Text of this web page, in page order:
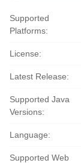
Supported
Platforms:
License:
Latest Release:
Supported Java
Versions:
Language:
Supported Web